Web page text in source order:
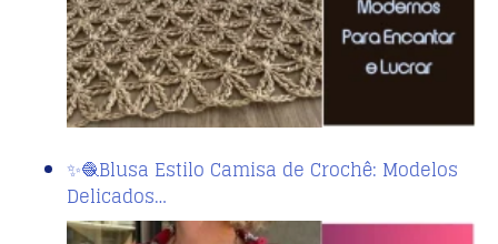
✨🧶Blusa Estilo Camisa de Crochê: Modelos
Delicados…